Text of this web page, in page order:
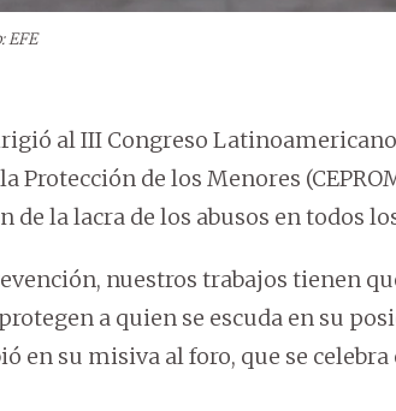
EFE
al III Congreso
Protección de los Menores
de la lacra de los abusos en todos
nuestros trabajos tienen
a quien se escuda en su
en su misiva al foro, que se